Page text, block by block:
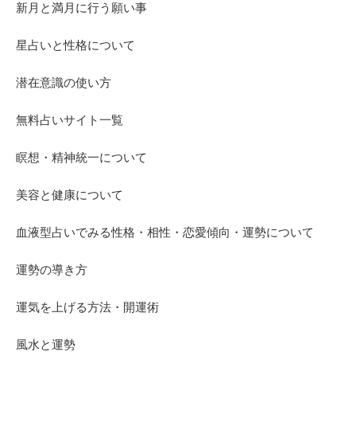
新月と満月に行う願い事
星占いと性格について
潜在意識の使い方
無料占いサイト一覧
瞑想・精神統一について
美容と健康について
血液型占いでみる性格・相性・恋愛傾向・運勢について
運勢の導き方
運気を上げる方法・開運術
風水と運勢